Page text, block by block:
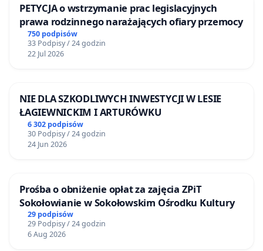
PETYCJA o wstrzymanie prac legislacyjnych
prawa rodzinnego narażających ofiary przemocy
750 podpisów
33 Podpisy / 24 godzin
22 Jul 2026
NIE DLA SZKODLIWYCH INWESTYCJI W LESIE
ŁAGIEWNICKIM I ARTURÓWKU
6 302 podpisów
30 Podpisy / 24 godzin
24 Jun 2026
Prośba o obniżenie opłat za zajęcia ZPiT
Sokołowianie w Sokołowskim Ośrodku Kultury
29 podpisów
29 Podpisy / 24 godzin
6 Aug 2026